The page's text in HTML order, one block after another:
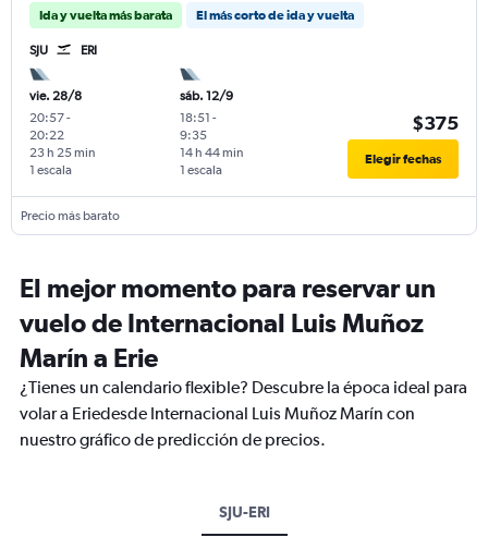
Ida y vuelta más barata El más corto de ida y vuelta
SJU ERI
vie. 28/8
20:57-
20:22
1 escala
23 h 25 min
sáb. 12/9
18:51 -
9:35
1 escala
14 h 44 min
$375
Elegir fechas
Precio más barato
El mejor momento para reservar un
vuelo de Internacional Luis Muñoz
Marín a Erie
¿Tienes un calendario flexible? Descubre la época ideal para
volar a Eriedesde Internacional Luis Muñoz Marín con
nuestro gráfico de predicción de precios.
SJU-ERI